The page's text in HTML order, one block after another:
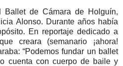
de Cámara de Holguín,
Alonso. Durante años había
En reportaje dedicado a
creara (semanario ¡ahora!
“Podemos fundar un ballet
cuenta con cuerpo de baile y